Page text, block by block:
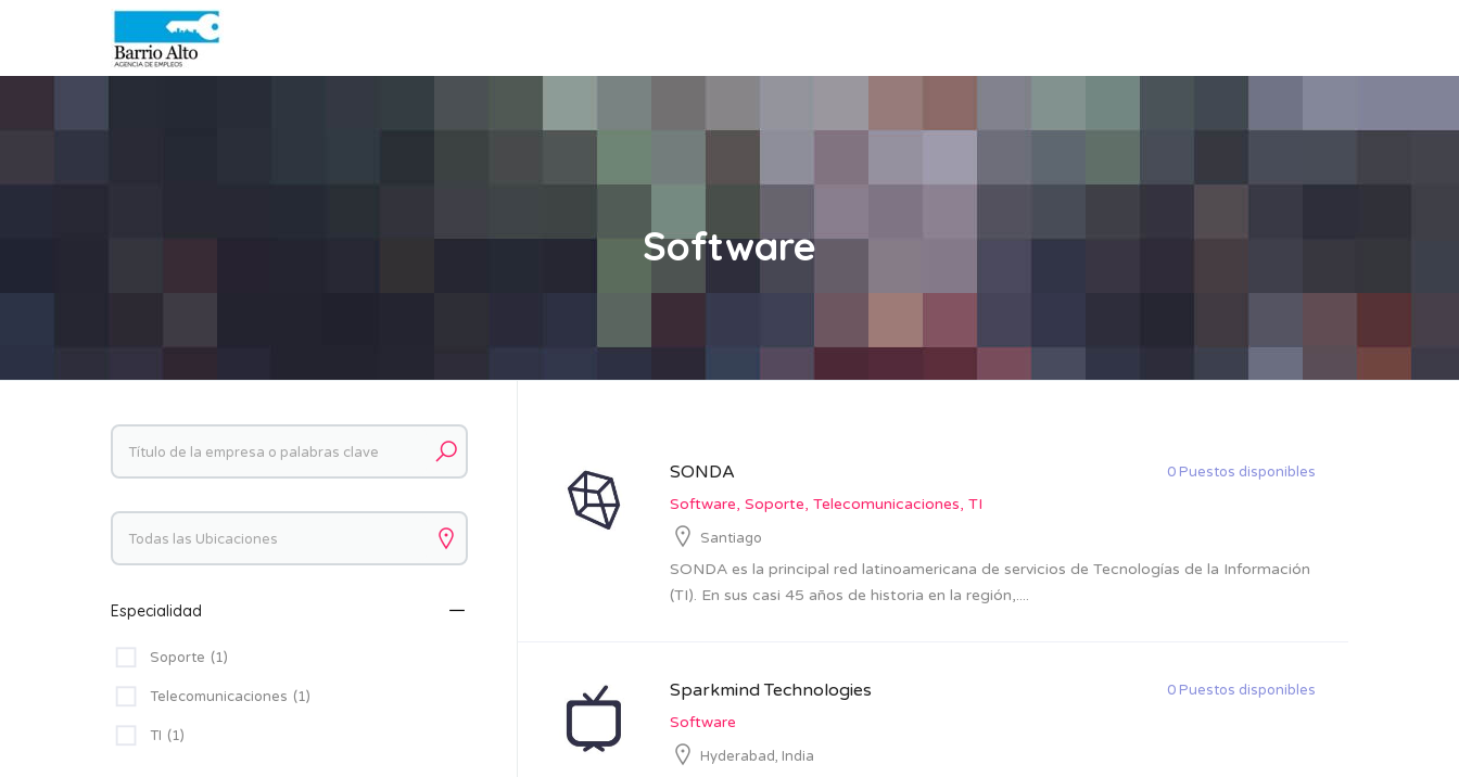
Software
SONDA 0 Puestos disponibles
Software Soporte Telecomunicaciones TI
Santiago
SONDA es la principal red latinoamericana de servicios de Tecnologías de la Información
(TI). En sus casi 45 años de historia en la región,....
Sparkmind Technologies 0 Puestos disponibles
Software
Hyderabad, India
Palabras clave
Palabras clave
Especialidad
Soporte (1)
Telecomunicaciones (1)
TI (1)